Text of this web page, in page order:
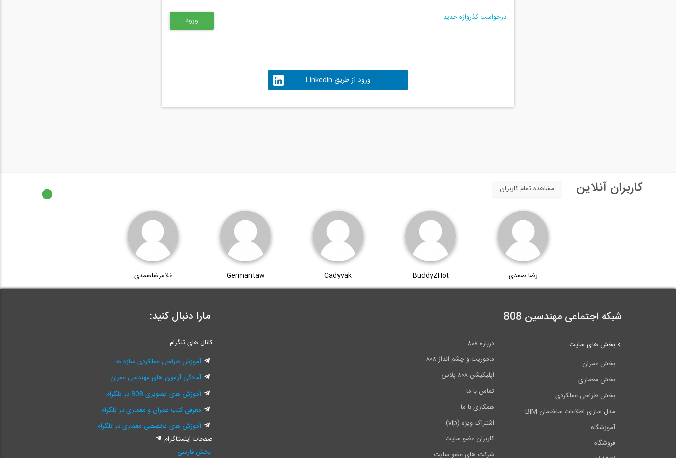
درخواست گذرواژه جدید
ورود از طریق Linkedin
کاربران آنلاین مشاهده تمام کاربران
رضا صمدی BuddyZHot
Cadyvak
Germantaw غلامرضاصمدی
شبکه اجتماعی مهندسین 808
درباره ۸۰۸
ماموریت و چشم انداز ۸۰۸
اپلیکیشن ۸۰۸ پلاس
تماس با ما
همکاری با ما
اشتراک ویژه (vip)
کاربران عضو سایت
شرکت های عضو سایت
بخش های سایت
بخش عمران
بخش معماری
بخش طراحی عملکردی
مدل سازی اطلاعات ساختمان BIM
آموزشگاه
فروشگاه
مارا دنبال کنید:
کانال های تلگرام
آموزش طراحی عملکردی سازه ها
آمادگی آزمون های مهندسی عمران
آموزش های تصویری 808 در تلگرام
معرفی کتب عمران و معماری در تلگرام
آموزش های تخصصی معماری در تلگرام
صفحات اینستاگرام
بخش فارسی